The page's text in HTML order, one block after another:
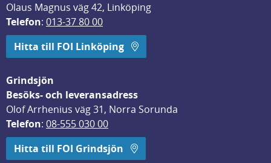
Olaus Magnus väg 42, Linköping
Telefon: 013-37 80 00
Hitta till FOI Linköping
Grindsjön
Besöks- och leveransadress
Olof Arrhenius väg 31, Norra Sorunda
Telefon: 08-555 030 00
Hitta till FOI Grindsjön